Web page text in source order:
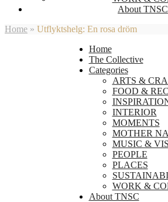
About TNSC
Home » Utflyktshelg: En rosa dröm
Home
The Collective
Categories
ARTS &
FOOD &
INTERIOR
MOMENTS
MOTHER
MUSIC &
PEOPLE
PLACES
WORK &
About TNSC